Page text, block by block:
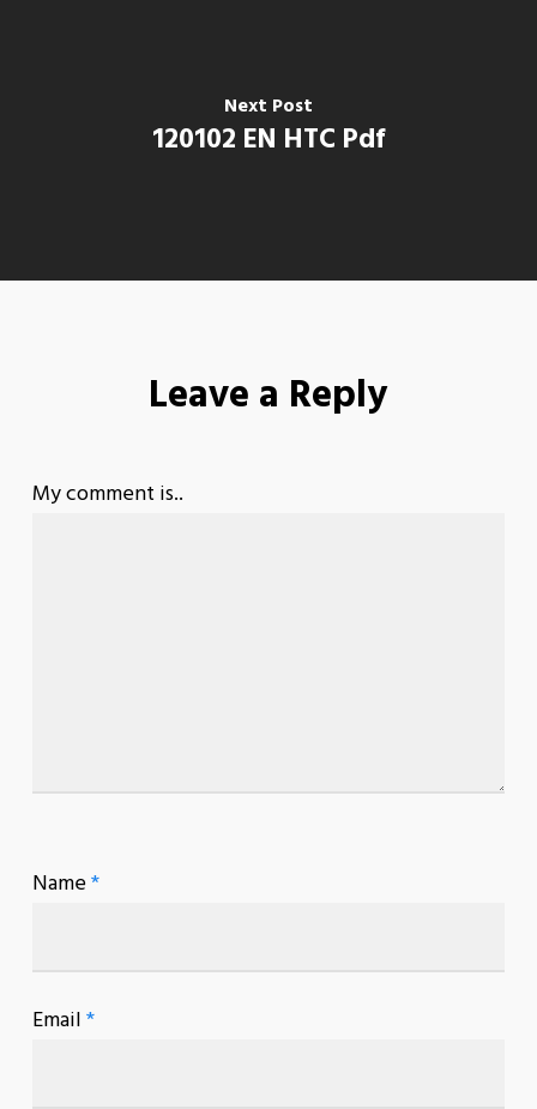
Next Post
120102 EN HTC Pdf
Leave a Reply
My comment is..
Name*
Email*